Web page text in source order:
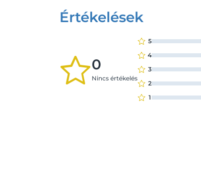
Értékelések
0
Nincs értékelés
5
4
3
2
1